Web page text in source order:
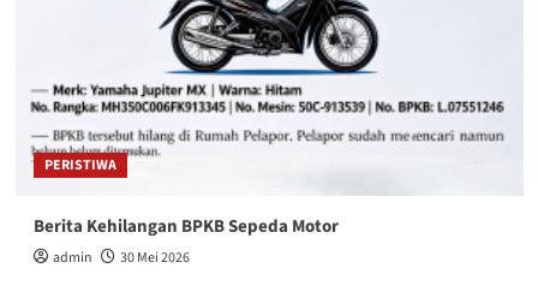
PERISTIWA
Berita Kehilangan BPKB Sepeda Motor
admin 30 Mei 2026